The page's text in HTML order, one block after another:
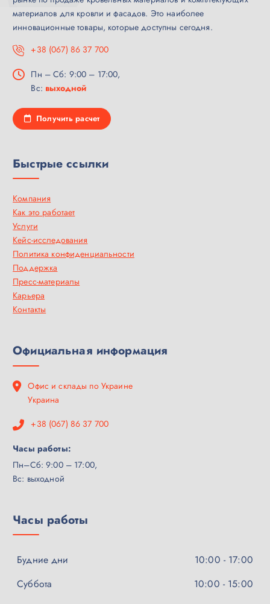
материалов для кровли и фасадов. Это наиболее
инновационные товары, которые доступны сегодня.
+38 (067) 86 37 700
Пн – Сб: 9:00 – 17:00,
Вс: выходной
Получить расчет
Быстрые ссылки
Компания
Как это работает
Услуги
Кейс-исследования
Политика конфиденциальности
Поддержка
Пресс-материалы
Карьера
Контакты
Официальная информация
Офис и склады по Украине
Украина
+38 (067) 86 37 700
Часы работы:
Пн–Сб: 9:00 – 17:00,
Вс: выходной
Часы работы
Будние дни
10:00 - 17:00
Суббота
10:00 - 15:00